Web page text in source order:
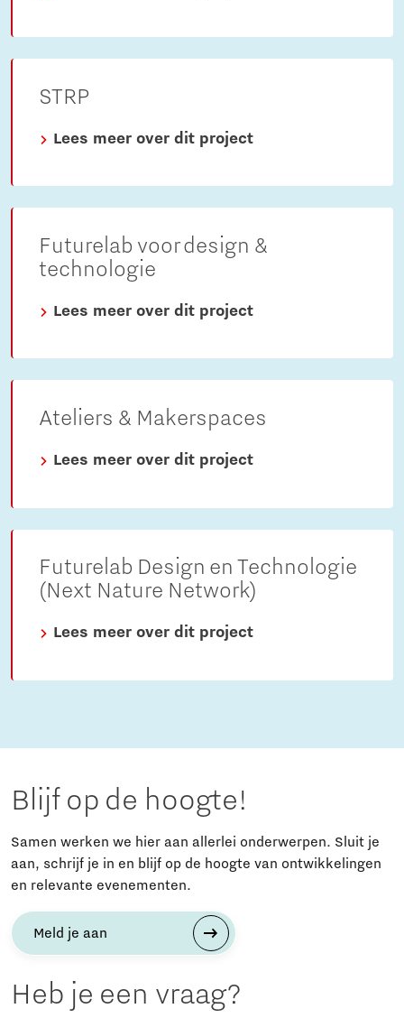
STRP
Lees meer over dit project
Futurelab voor design &
technologie
Lees meer over dit project
Ateliers & Makerspaces
Lees meer over dit project
Futurelab Design en Technologie
(Next Nature Network)
Lees meer over dit project
Blijf op de hoogte!
Samen werken we hier aan allerlei onderwerpen. Sluit je
aan, schrijf je in en blijf op de hoogte van ontwikkelingen
en relevante evenementen.
Meld je aan
Heb je een vraag?